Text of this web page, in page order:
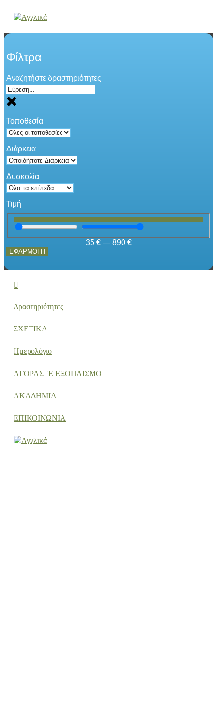
Φίλτρα
Αναζητήστε δραστηριότητες
Τοποθεσία
Διάρκεια
Δυσκολία
Τιμή
35 €— 890 €
ΕΦΑΡΜΟΓΗ
Δραστηριότητες
ΣΧΕΤΙΚΑ
Ημερολόγιο
ΑΓΟΡΑΣΤΕ ΕΞΟΠΛΙΣΜΟ
ΑΚΑΔΗΜΙΑ
ΕΠΙΚΟΙΝΩΝΙΑ